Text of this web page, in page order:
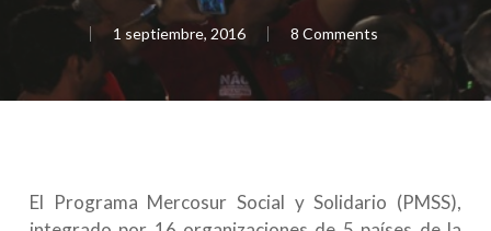
1 septiembre, 2016 8 Comments
El Programa Mercosur Social y Solidario (PMSS),